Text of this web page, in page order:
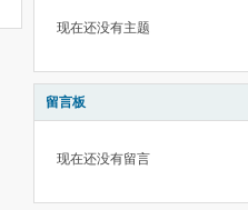
现在还没有主题
留言板
现在还没有留言